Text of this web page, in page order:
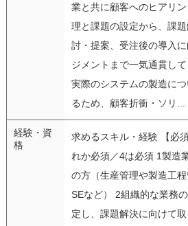
業と共に顧客へのヒアリ
理と課題の設定から、課
討・提案、受注後の導入
ジメントまで一気通貫して
実際のシステムの製造に
るため、顧客折衝・ソリ...
経験・資
格
求めるスキル・経験 【必
れか必須／4は必須 1製造
の方（生産管理や製造工
SEなど） 2組織的な業務
定し、課題解決に向けて